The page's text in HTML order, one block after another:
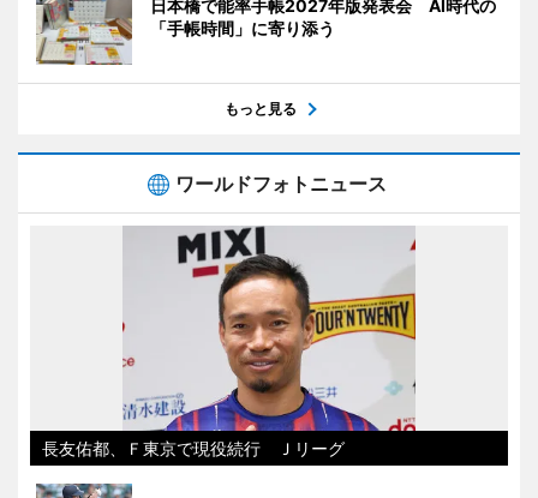
日本橋で能率手帳2027年版発表会 AI時代の
「手帳時間」に寄り添う
もっと見る
ワールドフォトニュース
長友佑都、Ｆ東京で現役続行 Ｊリーグ